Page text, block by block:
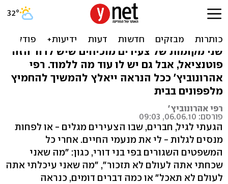
הנוער לשלטון (אבל בלי
שני מקומות של צעירים מוכיחים שיש לדור הזה
פוטנציאל, אבל גם יש לו עוד מה ללמוד. רפי
אהרונוביץ' ככל הנראה ייאלץ להמשיך להחמיץ
מלפפונים בבית
רפי אהרונוביץ'
פורסם: 06.06.10, 09:03
הגעתי לגיל, חברים, שבו הצעירים מגלים - או לפחות
מנסים לגלות - לי את מנעמי החיים. אחרי כל
המשפטים השגורים בפי בני דורי, כגון: "מה שאני
שכחתי אתה לעולם לא תזכור", "מה שאני עיכלתי אתה
לעולם לא תאכל" או כמה דברים דומים, כנראה